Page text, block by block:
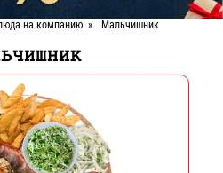
на компанию » Мальчишник